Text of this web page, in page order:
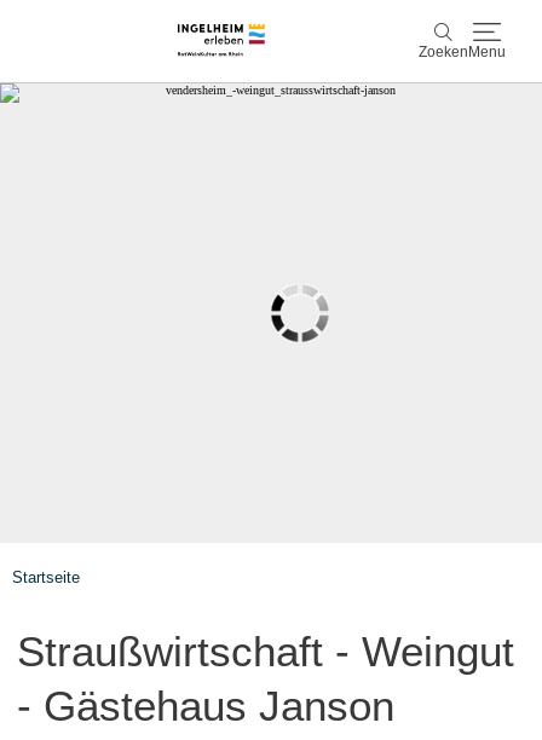
Zoeken Menu
Plan & Book
Startseite
Straußwirtschaft - Weingut
- Gästehaus Janson